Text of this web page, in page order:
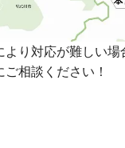
り対応が難しい場
相談ください！